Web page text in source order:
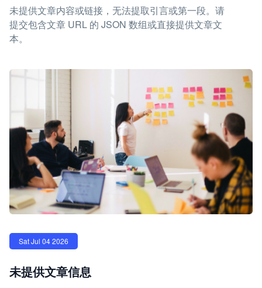
未提供文章内容或链接，无法提取引言或第一段。请
提交包含文章 URL 的 JSON 数组或直接提供文章文
本。
Sat Jul 04 2026
未提供文章信息